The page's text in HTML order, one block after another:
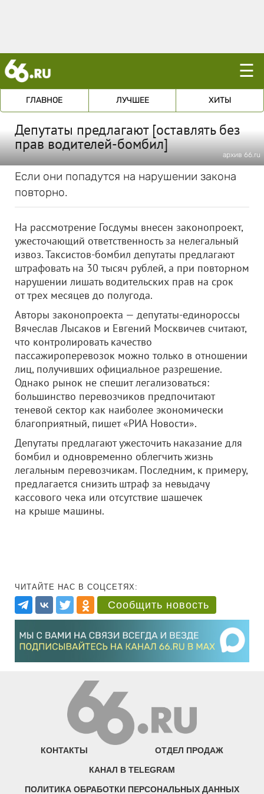
☰
ГЛАВНОЕ ЛУЧШЕЕ ХИТЫ
Депутаты предлагают [оставлять без
прав водителей-бомбил]
архив 66.ru
Если они попадутся на нарушении закона
повторно.
На рассмотрение Госдумы внесен законопроект,
ужесточающий ответственность за нелегальный
извоз. Таксистов-бомбил депутаты предлагают
штрафовать на 30 тысяч рублей, а при повторном
нарушении лишать водительских прав на срок
от трех месяцев до полугода.
Авторы законопроекта — депутаты-единороссы
Вячеслав Лысаков и Евгений Москвичев считают,
что контролировать качество
пассажироперевозок можно только в отношении
лиц, получивших официальное разрешение.
Однако рынок не спешит легализоваться:
большинство перевозчиков предпочитают
теневой сектор как наиболее экономически
благоприятный, пишет «РИА Новости».
Депутаты предлагают ужесточить наказание для
бомбил и одновременно облегчить жизнь
легальным перевозчикам. Последним, к примеру,
предлагается снизить штраф за невыдачу
кассового чека или отсутствие шашечек
на крыше машины.
ЧИТАЙТЕ НАС В СОЦСЕТЯХ:
Сообщить новость
КОНТАКТЫ ОТДЕЛ ПРОДАЖ
КАНАЛ В TELEGRAM
ПОЛИТИКА ОБРАБОТКИ ПЕРСОНАЛЬНЫХ ДАННЫХ